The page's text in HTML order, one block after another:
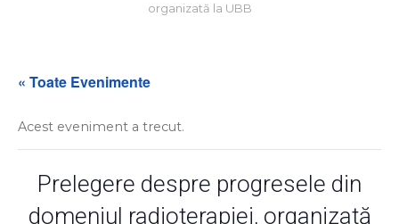
organizată la UBB
« Toate Evenimente
Acest eveniment a trecut.
Prelegere despre progresele din
domeniul radioterapiei, organizată